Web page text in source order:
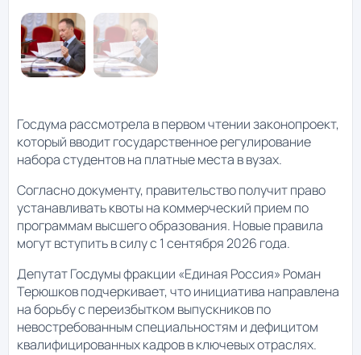
Госдума рассмотрела в первом чтении законопроект,
который вводит государственное регулирование
набора студентов на платные места в вузах.
Согласно документу, правительство получит право
устанавливать квоты на коммерческий прием по
программам высшего образования. Новые правила
могут вступить в силу с 1 сентября 2026 года.
Депутат Госдумы фракции «Единая Россия» Роман
Терюшков подчеркивает, что инициатива направлена
на борьбу с переизбытком выпускников по
невостребованным специальностям и дефицитом
квалифицированных кадров в ключевых отраслях.